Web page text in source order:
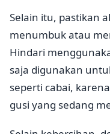
Selain itu, pastikan
menumbuk atau
Hindari
saja digunakan
seperti cabai,
gusi yang sedang